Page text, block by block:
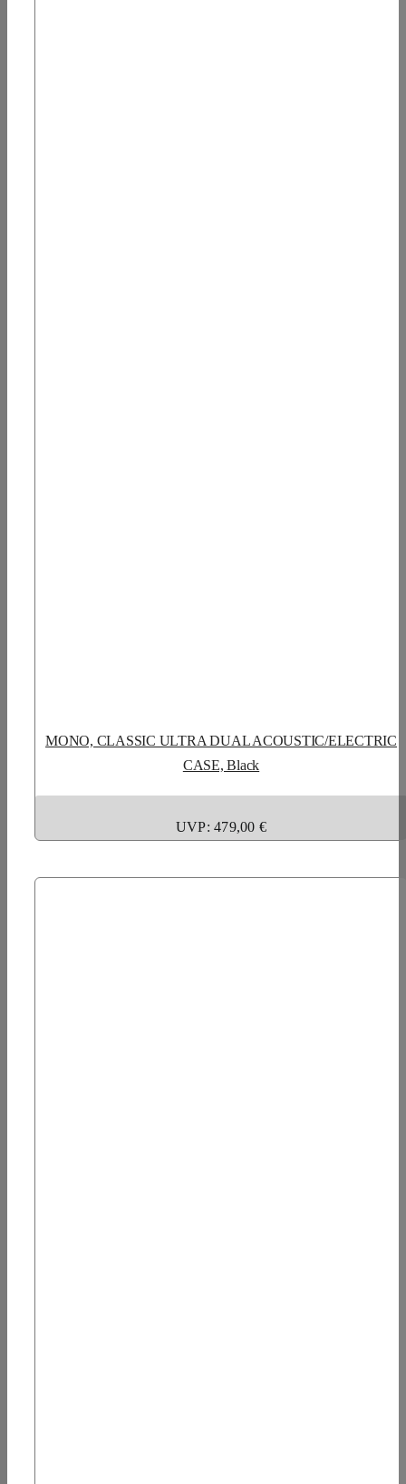
MONO, CLASSIC ULTRA DUAL ACOUSTIC/ELECTRIC
CASE, Black
UVP: 479,00 €